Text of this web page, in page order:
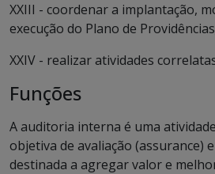
XXIII - coordenar a implantação,
execução do Plano de
XXIV - realizar atividades
Funções
A auditoria interna é uma
objetiva de avaliação (assurance)
destinada a agregar valor e